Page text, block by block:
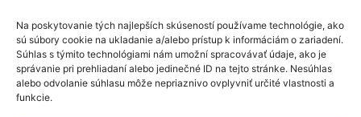
Na poskytovanie tých najlepších skúseností používame technológie, ako
sú súbory cookie na ukladanie a/alebo prístup k informáciám o zariadení.
Súhlas s týmito technológiami nám umožní spracovávať údaje, ako je
správanie pri prehliadaní alebo jedinečné ID na tejto stránke. Nesúhlas
alebo odvolanie súhlasu môže nepriaznivo ovplyvniť určité vlastnosti a
funkcie.
Európska komisia uhradí iba cestovné výdavky a
výdavky na pobyt, ktoré vzniknú účastníkom činností
skupiny.
Viac informácií